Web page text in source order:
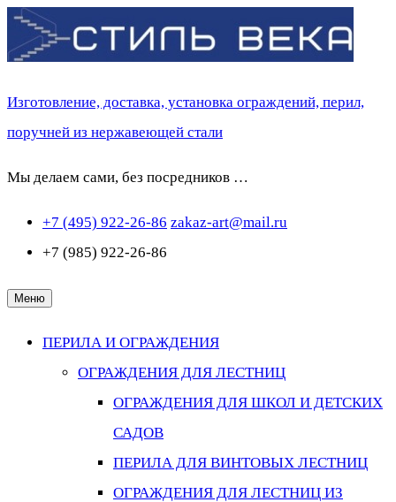
Перейти
к
Изготовление, доставка, установка ограждений, перил,
поручней из нержавеющей стали
Мы делаем сами, без посредников …
+7 (495) 922-26-86 zakaz-art@mail.ru
+7 (985) 922-26-86
Меню
ПЕРИЛА И ОГРАЖДЕНИЯ
ОГРАЖДЕНИЯ ДЛЯ ЛЕСТНИЦ
ОГРАЖДЕНИЯ ДЛЯ ШКОЛ И ДЕТСКИХ
САДОВ
ПЕРИЛА ДЛЯ ВИНТОВЫХ ЛЕСТНИЦ
ОГРАЖДЕНИЯ ДЛЯ ЛЕСТНИЦ ИЗ